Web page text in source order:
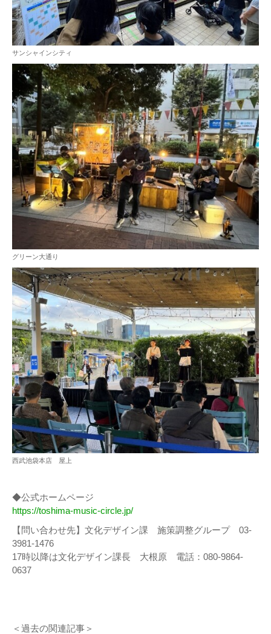
サンシャインシティ
グリーン大通り
西武池袋本店 屋上
◆公式ホームページ
https://toshima-music-circle.jp/
【問い合わせ先】文化デザイン課 施策調整グループ 03-
3981-1476
17時以降は文化デザイン課長 大根原 電話：080-9864-
0637
＜過去の関連記事＞